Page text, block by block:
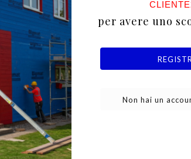
Non hai un
per avere uno